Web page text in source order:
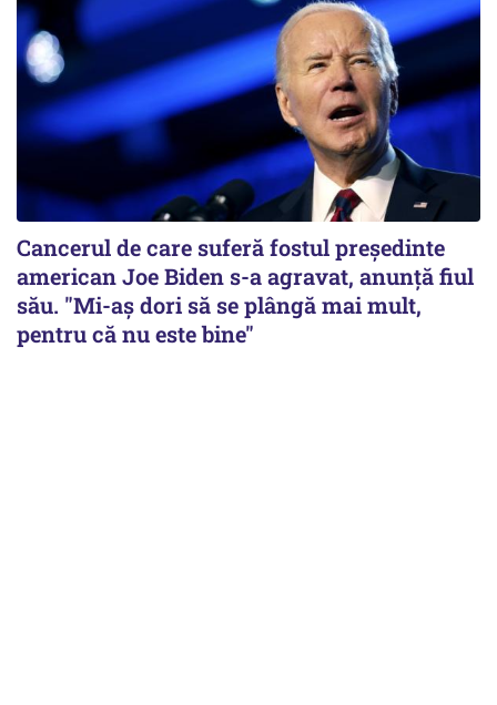
Cancerul de care suferă fostul preşedinte
american Joe Biden s-a agravat, anunță fiul
său. "Mi-aș dori să se plângă mai mult,
pentru că nu este bine"